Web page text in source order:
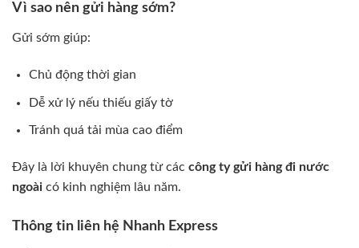
Vì sao nên gửi hàng sớm?
Gửi sớm giúp:
Chủ động thời gian
Dễ xử lý nếu thiếu giấy tờ
Tránh quá tải mùa cao điểm
Đây là lời khuyên chung từ các công ty gửi hàng đi nước
ngoài có kinh nghiệm lâu năm.
Thông tin liên hệ Nhanh Express